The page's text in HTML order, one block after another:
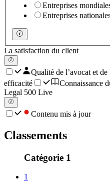
Entreprises
Entreprises
La satisfaction du client
Qualité de l’avocat et de
efficacité
Connaissance
Legal 500 Live
Contenu mis à jour
Classements
Catégorie 1
1